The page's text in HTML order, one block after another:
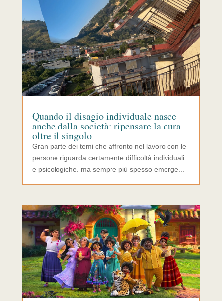
Quando il disagio individuale nasce
anche dalla società: ripensare la cura
oltre il singolo
Gran parte dei temi che affronto nel lavoro con le
persone riguarda certamente difficoltà individuali
e psicologiche, ma sempre più spesso emerge...